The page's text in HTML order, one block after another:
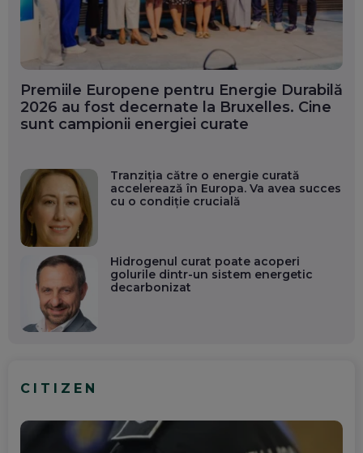
Premiile Europene pentru Energie Durabilă
2026 au fost decernate la Bruxelles. Cine
sunt campionii energiei curate
Tranziția către o energie curată
accelerează în Europa. Va avea succes
cu o condiție crucială
Hidrogenul curat poate acoperi
golurile dintr-un sistem energetic
decarbonizat
CITIZEN